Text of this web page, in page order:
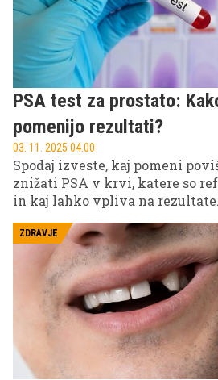
PSA test za prostato:
pomenijo rezultati?
03. 11. 2025 04.00
Spodaj izveste, kaj pomeni
znižati PSA v krvi, katere so
in kaj lahko vpliva na rezultate.
ZDRAVJE